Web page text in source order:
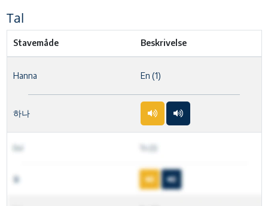
Tal
Stavemåde Beskrivelse
Hanna
하나
En (1)